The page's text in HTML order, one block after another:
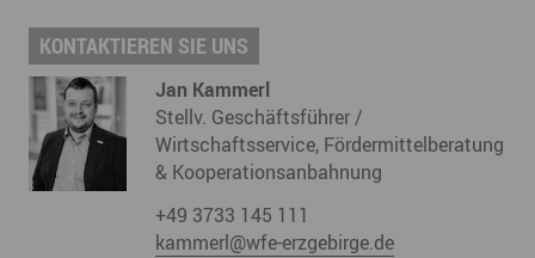
KONTAKTIEREN SIE UNS
Jan Kammerl
Stellv. Geschäftsführer /
Wirtschaftsservice, Fördermittelberatung
& Kooperationsanbahnung
+49 3733 145 111
kammerl@wfe-erzgebirge.de